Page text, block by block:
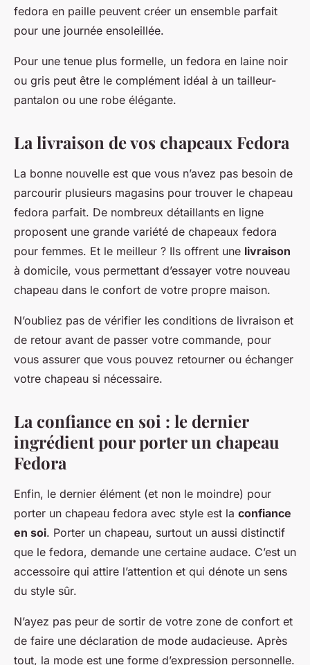
fedora en paille peuvent créer un ensemble parfait
pour une journée ensoleillée.
Pour une tenue plus formelle, un fedora en laine noir
ou gris peut être le complément idéal à un tailleur-
pantalon ou une robe élégante.
La livraison de vos chapeaux Fedora
La bonne nouvelle est que vous n’avez pas besoin de
parcourir plusieurs magasins pour trouver le chapeau
fedora parfait. De nombreux détaillants en ligne
proposent une grande variété de chapeaux fedora
pour femmes. Et le meilleur ? Ils offrent une livraison
à domicile, vous permettant d’essayer votre nouveau
chapeau dans le confort de votre propre maison.
N’oubliez pas de vérifier les conditions de livraison et
de retour avant de passer votre commande, pour
vous assurer que vous pouvez retourner ou échanger
votre chapeau si nécessaire.
La confiance en soi : le dernier
ingrédient pour porter un chapeau
Fedora
Enfin, le dernier élément (et non le moindre) pour
porter un chapeau fedora avec style est la confiance
en soi. Porter un chapeau, surtout un aussi distinctif
que le fedora, demande une certaine audace. C’est un
accessoire qui attire l’attention et qui dénote un sens
du style sûr.
N’ayez pas peur de sortir de votre zone de confort et
de faire une déclaration de mode audacieuse. Après
tout, la mode est une forme d’expression personnelle.